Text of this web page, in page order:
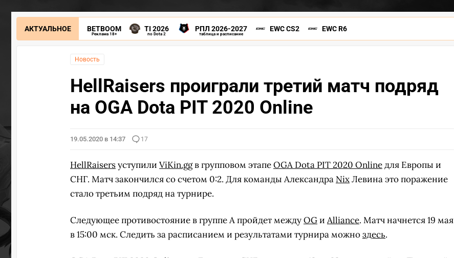
АКТУАЛЬНОЕ BETBOOM
Реклама 18+
TI 2026
по Dota 2
РПЛ 2026-2027
таблица и расписание
EWC CS2 EWC R6
Новость
HellRaisers проиграли третий матч подряд
на OGA Dota PIT 2020 Online
19.05.2020 в 14:37 17
HellRaisersуступили ViKin.ggв групповом этапеOGA Dota PIT 2020 Onlineдля Европы и
СНГ. Матч закончился со счетом 0:2. Для команды Александра NixЛевина это поражение
стало третьим подряд на турнире.
Следующее противостояние в группе А пройдет междуOGи Alliance. Матч начнется 19 мая
в 15:00 мск. Следить за расписанием и результатами турнира можноздесь.